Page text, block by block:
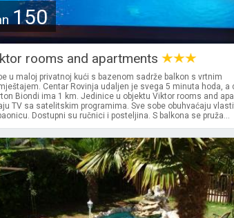
150
rooms and apartments
u maloj privatnoj kući s bazenom sadrže balkon s vrtnim
Centar Rovinja udaljen je svega 5 minuta hoda, a
Biondi ima 1 km. Jedinice u objektu Viktor rooms and
TV sa satelitskim programima. Sve sobe obuhvaćaju
Dostupni su ručnici i posteljina. S balkona se pruža...